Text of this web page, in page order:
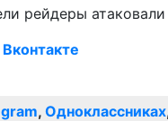
рейдеры
Вконтакте
, Одноклассниках